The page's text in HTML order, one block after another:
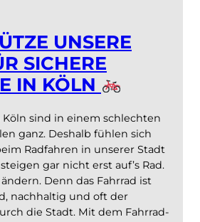
UNSERE
SICHERE
IN KÖLN
Köln sind in einem schlechten
ganz. Deshalb fühlen sich
Radfahren in unserer Stadt
gar nicht erst auf’s Rad.
Denn das Fahrrad ist
nachhaltig und oft der
die Stadt. Mit dem Fahrrad-